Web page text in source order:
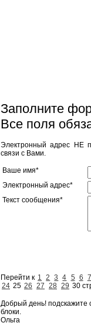
Заполните
Все поля
Электронный адрес НЕ
связи с Вами.
Ваше имя*
Электронный адрес*
Текст сообщения*
Перейти к 1 2 3 4 5 6 7
24 25 26 27 28 29 30
Добрый день! подскажите
блоки.
Ольга